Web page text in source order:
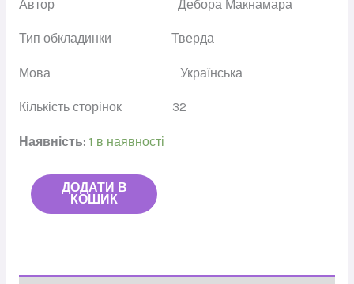
Автор Дебора Макнамара
Тип обкладинки Тверда
Мова Українська
Кількість сторінок 32
Наявність: 1 в наявності
ДОДАТИ В
КОШИК